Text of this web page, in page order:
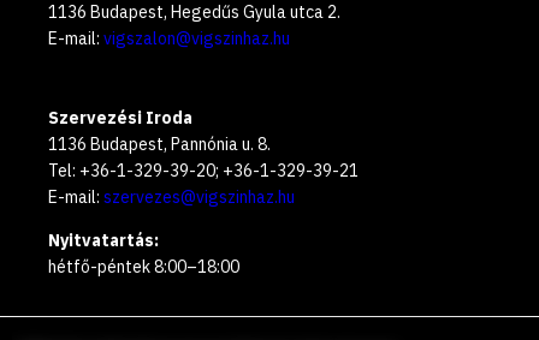
1136 Budapest, Hegedűs Gyula utca 2.
E-mail: vigszalon@vigszinhaz.hu
Szervezési Iroda
1136 Budapest, Pannónia u. 8.
Tel: +36-1-329-39-20; +36-1-329-39-21
E-mail: szervezes@vigszinhaz.hu
Nyitvatartás:
hétfő-péntek 8:00–18:00